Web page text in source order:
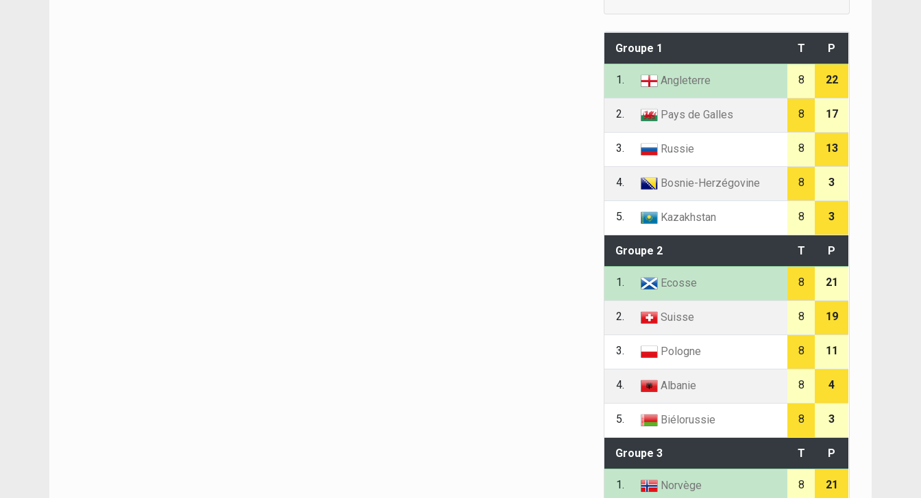
Groupe 1 T P
1. Angleterre 8 22
2. Pays de Galles 8 17
3. Russie 8 13
4. Bosnie-Herzégovine 8 3
5. Kazakhstan 8 3
Groupe 2 T P
1. Ecosse 8 21
2. Suisse 8 19
3. Pologne 8 11
4. Albanie 8 4
5. Biélorussie 8 3
Groupe 3 T P
1. Norvège 8 21